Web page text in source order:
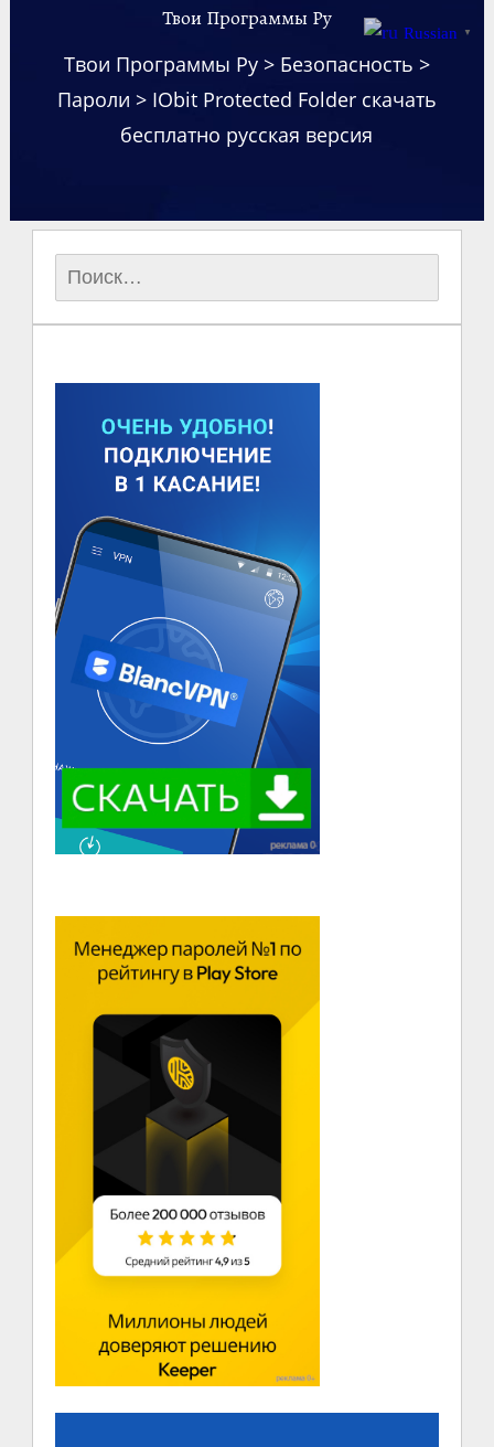
Твои Программы Ру
Твои Программы Ру> Безопасность >
Пароли > IObit Protected Folder скачать
бесплатно русская версия
Найти:
Russian ▼